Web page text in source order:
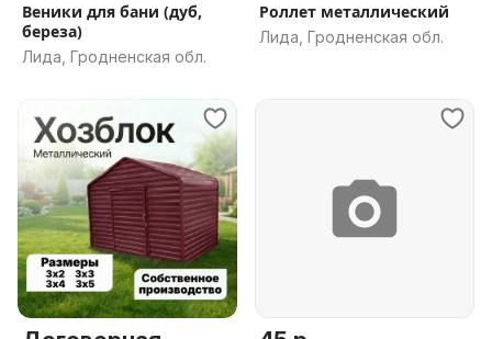
Веники для бани (дуб,
береза)
Лида, Гродненская обл.
Роллет металлический
Лида, Гродненская обл.